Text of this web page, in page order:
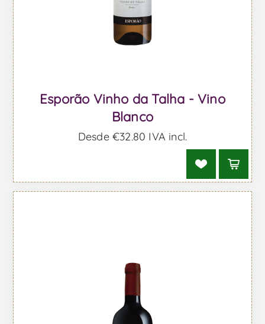
Esporão Vinho da Talha - Vino
Blanco
Desde €32,80 IVA incl.